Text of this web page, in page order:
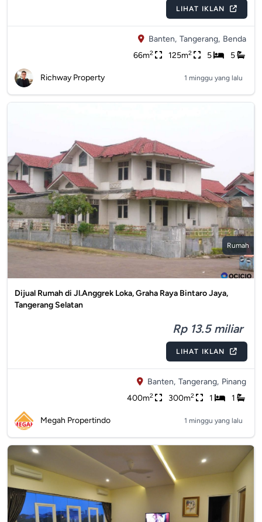
LIHAT IKLAN
Banten, Tangerang, Benda
66m2 125m2 5 5
Richway Property 1 minggu yang lalu
Rumah
Dijual Rumah di Jl.Anggrek Loka, Graha Raya Bintaro Jaya,
Tangerang Selatan
Rp 13.5 miliar
LIHAT IKLAN
Banten, Tangerang, Pinang
400m2 300m2 1 1
Megah Propertindo 1 minggu yang lalu